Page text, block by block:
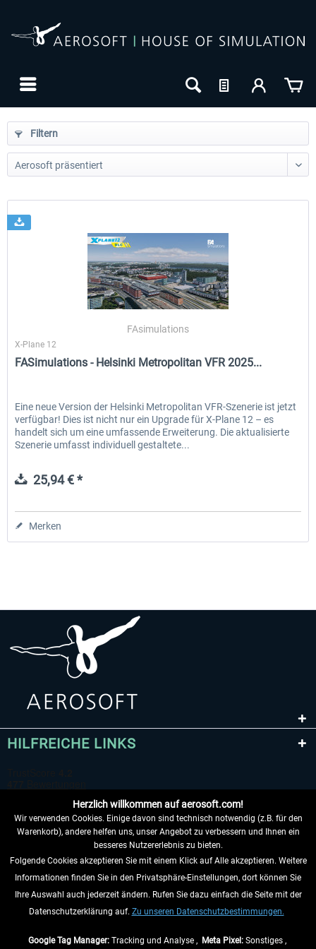
0,00 € * 35,69 € *
Filtern
FAsimulations
X-Plane 12
FASimulations - Helsinki Metropolitan VFR 2025...
Eine neue Version der Helsinki Metropolitan VFR-Szenerie ist jetzt
verfügbar! Dies ist nicht nur ein Upgrade für X-Plane 12 – es
handelt sich um eine umfassende Erweiterung. Die aktualisierte
Szenerie umfasst individuell gestaltete...
25,94 € *
Merken
HILFREICHE LINKS
VERTRAG WIDERRUFEN
INFORMATIONEN
Herzlich willkommen auf aerosoft.com!
Wir verwenden Cookies. Einige davon sind technisch notwendig (z.B. für den
Warenkorb), andere helfen uns, unser Angebot zu verbessern und Ihnen ein
besseres Nutzererlebnis zu bieten.
Folgende Cookies akzeptieren Sie mit einem Klick auf Alle akzeptieren. Weitere
Informationen finden Sie in den Privatsphäre-Einstellungen, dort können Sie
Ihre Auswahl auch jederzeit ändern. Rufen Sie dazu einfach die Seite mit der
Datenschutzerklärung auf. Zu unseren Datenschutzbestimmungen.
Google Tag Manager:Tracking und Analyse , Meta Pixel:Sonstiges ,